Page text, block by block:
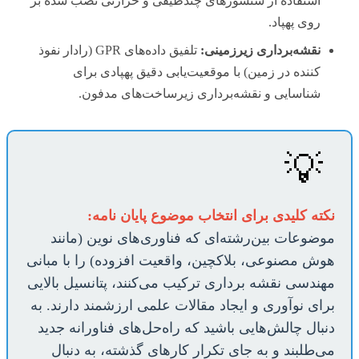
روی پهپاد.
نقشه‌برداری زیرزمینی:
تلفیق داده‌های GPR (رادار نفوذ
کننده در زمین) با موقعیت‌یابی دقیق پهپادی برای
شناسایی و نقشه‌برداری زیرساخت‌های مدفون.
💡
نکته کلیدی برای انتخاب موضوع پایان نامه:
موضوعات بین‌رشته‌ای که فناوری‌های نوین (مانند
هوش مصنوعی، بلاکچین، واقعیت افزوده) را با مبانی
مهندسی نقشه برداری ترکیب می‌کنند، پتانسیل بالایی
برای نوآوری و ایجاد مقالات علمی ارزشمند دارند. به
دنبال چالش‌هایی باشید که راه‌حل‌های فناورانه جدید
می‌طلبند و به جای تکرار کارهای گذشته، به دنبال